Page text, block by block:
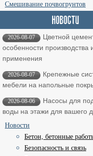
Смешивание почвогрунтов
2026-08-07
Цветной
особенности производства
применения
2026-08-07
Крепежные
мебели на напольные
2026-08-06
Насосы для
воды на этажи для вашего
Новости
Бетон, бетонные
Безопасность и связь